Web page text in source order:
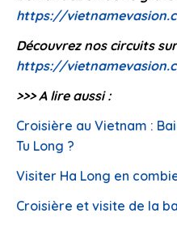
https://
Découvrez nos circuits
https://
>>> A lire aussi :
Croisière au Vietnam :
Tu Long ?
Visiter Ha Long en
Croisière et visite de la